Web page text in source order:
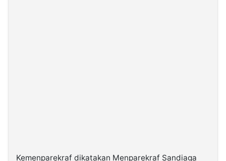
Kemenparekraf dikatakan Menparekraf Sandiaga